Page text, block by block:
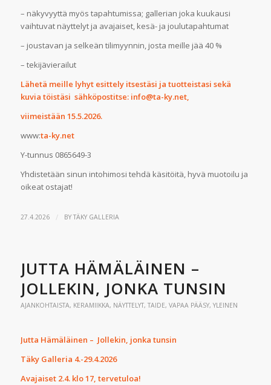
– näkyvyyttä myös tapahtumissa; gallerian joka kuukausi
vaihtuvat näyttelyt ja avajaiset, kesä- ja joulutapahtumat
– joustavan ja selkeän tilimyynnin, josta meille jää 40 %
– tekijävierailut
Lähetä meille lyhyt esittely itsestäsi ja tuotteistasi sekä
kuvia töistäsi sähköpostitse: info@ta-ky.net,
viimeistään 15.5.2026.
www:ta-ky.net
Y-tunnus 0865649-3
Yhdistetään sinun intohimosi tehdä käsitöitä, hyvä muotoilu ja
oikeat ostajat!
27.4.2026 / BYTÄKY GALLERIA
JUTTA HÄMÄLÄINEN –
JOLLEKIN, JONKA TUNSIN
AJANKOHTAISTA, KERAMIIKKA, NÄYTTELYT, TAIDE, VAPAA PÄÄSY, YLEINEN
Jutta Hämäläinen – Jollekin, jonka tunsin
Täky Galleria 4.-29.4.2026
Avajaiset 2.4. klo 17, tervetuloa!